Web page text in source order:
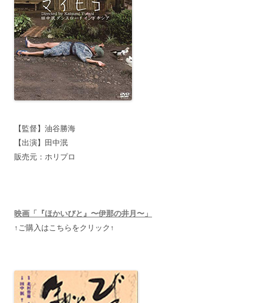
【監督】油谷勝海
【出演】田中泯
販売元：ホリプロ
映画「『ほかいびと』〜伊那の井月〜」
↑ご購入はこちらをクリック↑